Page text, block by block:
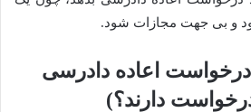
و بی جهت مجازات شود.
درخواست اعاده دادرسی
دارند؟)